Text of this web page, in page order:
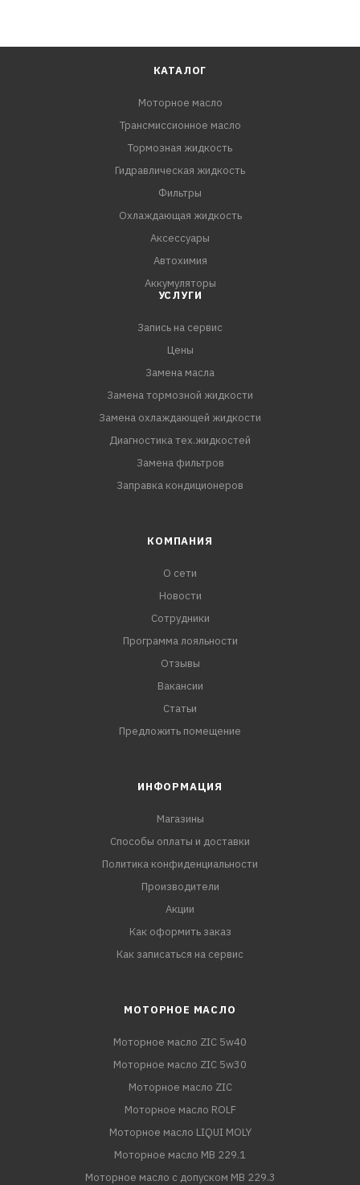
КАТАЛОГ
Моторное масло
Трансмиссионное масло
Тормозная жидкость
Гидравлическая жидкость
Фильтры
Охлаждающая жидкость
Аксессуары
Автохимия
Аккумуляторы
УСЛУГИ
Запись на сервис
Цены
Замена масла
Замена тормозной жидкости
Замена охлаждающей жидкости
Диагностика тех.жидкостей
Замена фильтров
Заправка кондиционеров
КОМПАНИЯ
О сети
Новости
Сотрудники
Программа лояльности
Отзывы
Вакансии
Статьи
Предложить помещение
ИНФОРМАЦИЯ
Магазины
Способы оплаты и доставки
Политика конфиденциальности
Производители
Акции
Как оформить заказ
Как записаться на сервис
МОТОРНОЕ МАСЛО
Моторное масло ZIC 5w40
Моторное масло ZIC 5w30
Моторное масло ZIC
Моторное масло ROLF
Моторное масло LIQUI MOLY
Моторное масло MB 229.1
Моторное масло с допуском MB 229.3